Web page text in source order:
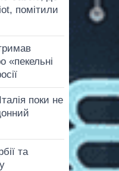
помітили
«пекельні
поки не
та